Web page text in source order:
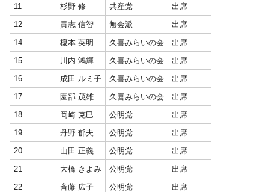
11
杉野 修 共産党
出席
12
貴志 信智 無会派
出席
14
榎本 英明 久喜みらいの会
出席
15
川内 鴻輝 久喜みらいの会
出席
16
成田 ルミ子 久喜みらいの会
出席
17
園部 茂雄 久喜みらいの会
出席
18
岡崎 克巳 公明党
出席
19
丹野 郁夫 公明党
出席
20
山田 正義 公明党
出席
21
大橋 きよみ 公明党
出席
22
斉藤 広子 公明党
出席